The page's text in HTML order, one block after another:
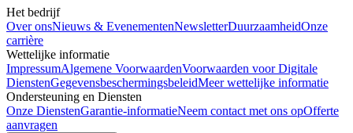
Het bedrijf
Over onsNieuws & EvenementenNewsletterDuurzaamheidOnze
carrière
Wettelijke informatie
ImpressumAlgemene VoorwaardenVoorwaarden voor Digitale
DienstenGegevensbeschermingsbeleidMeer wettelijke informatie
Ondersteuning en Diensten
Onze DienstenGarantie-informatieNeem contact met ons opOfferte
aanvragen